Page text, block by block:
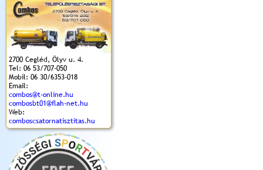
2700 Cegléd, Ölyv u. 4.
Tel: 06 53/707-050
Mobil: 06 30/6353-018
Email:
combos@t-online.hu
combosbt01@flah-net.hu
Web:
comboscsatornatisztitas.hu